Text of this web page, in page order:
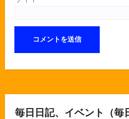
毎日日記、イベント（毎